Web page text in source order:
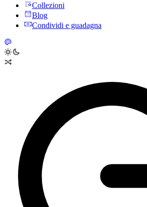
Collezioni
Blog
Condividi e guadagna